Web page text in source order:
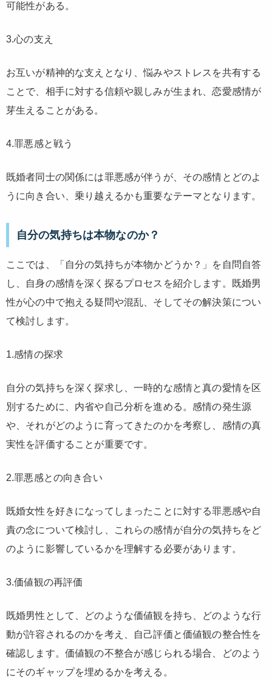
可能性がある。
3.心の支え
お互いが精神的な支えとなり、悩みやストレスを共有する
ことで、相手に対する信頼や親しみが生まれ、恋愛感情が
芽生えることがある。
4.罪悪感と戦う
既婚者同士の関係には罪悪感が伴うが、その感情とどのよ
うに向き合い、乗り越えるかも重要なテーマとなります。
自分の気持ちは本物なのか？
ここでは、「自分の気持ちが本物かどうか？」を自問自答
し、自身の感情を深く探るプロセスを紹介します。既婚男
性が心の中で抱える疑問や混乱、そしてその解決策につい
て検討します。
1.感情の探求
自分の気持ちを深く探求し、一時的な感情と真の愛情を区
別するために、内省や自己分析を進める。感情の発生源
や、それがどのように育ってきたのかを考察し、感情の真
実性を評価することが重要です。
2.罪悪感との向き合い
既婚女性を好きになってしまったことに対する罪悪感や自
責の念について検討し、これらの感情が自分の気持ちをど
のように影響しているかを理解する必要があります。
3.価値観の再評価
既婚男性として、どのような価値観を持ち、どのような行
動が許容されるのかを考え、自己評価と価値観の整合性を
確認します。価値観の不整合が感じられる場合、どのよう
にそのギャップを埋めるかを考える。